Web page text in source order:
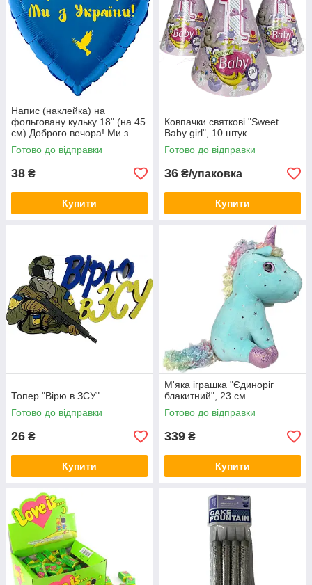
Напис (наклейка) на
фольговану кульку 18" (на 45
см) Доброго вечора! Ми з
України! (будь-який колір)
Готово до відправки
38 ₴
Купити
Ковпачки святкові "Sweet
Baby girl", 10 штук
Готово до відправки
36 ₴/упаковка
Купити
Топер "Вірю в ЗСУ"
Готово до відправки
26 ₴
Купити
М'яка іграшка "Єдиноріг
блакитний", 23 см
Готово до відправки
339 ₴
Купити